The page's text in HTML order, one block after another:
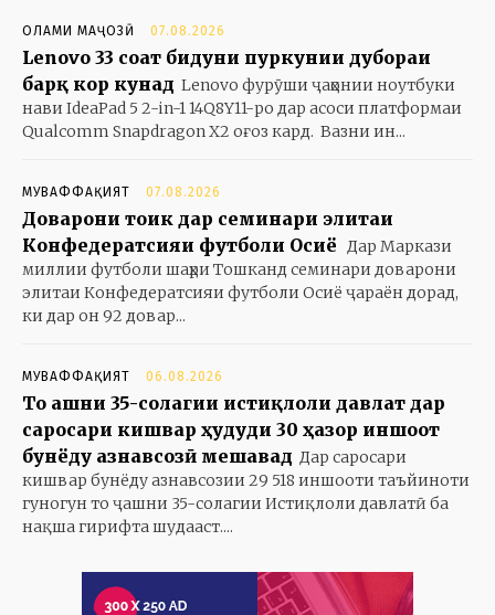
ОЛАМИ МАҶОЗӢ 07.08.2026
Lenovo 33 соат бидуни пуркунии дубораи
барқ кор кунад Lenovo фурӯши ҷаҳонии ноутбуки
нави IdeaPad 5 2-in-1 14Q8Y11-ро дар асоси платформаи
Qualcomm Snapdragon X2 оғоз кард. Вазни ин...
МУВАФФАҚИЯТ 07.08.2026
Доварони тоҷик дар семинари элитаи
Конфедератсияи футболи Осиё Дар Маркази
миллии футболи шаҳри Тошканд семинари доварони
элитаи Конфедератсияи футболи Осиё ҷараён дорад,
ки дар он 92 довар...
МУВАФФАҚИЯТ 06.08.2026
То ҷашни 35-солагии истиқлоли давлат дар
саросари кишвар ҳудуди 30 ҳазор иншоот
бунёду азнавсозӣ мешавад Дар саросари
кишвар бунёду азнавсозии 29 518 иншооти таъйиноти
гуногун то ҷашни 35-солагии Истиқлоли давлатӣ ба
нақша гирифта шудааст....